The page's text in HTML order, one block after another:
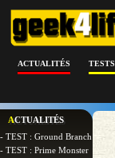
ACTUALITÉS TESTS
ACTUALITÉS
- TEST : Ground Branch
- TEST : Prime Monster